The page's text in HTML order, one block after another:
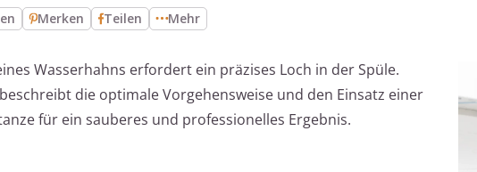
Merken Teilen Mehr
Wasserhahns erfordert ein präzises Loch in der Spüle.
die optimale Vorgehensweise und den Einsatz einer
für ein sauberes und professionelles Ergebnis.